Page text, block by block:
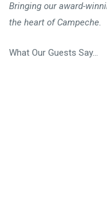
Bringing our award-
the heart of Campeche.
What Our Guests Say…